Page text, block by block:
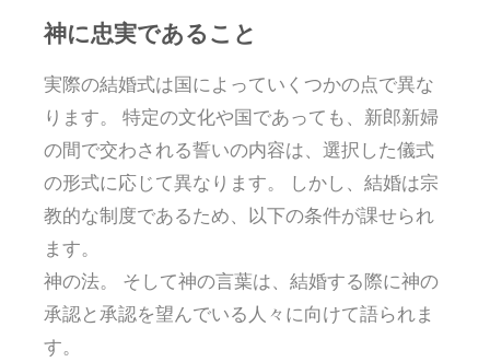
神に忠実であること
実際の結婚式は国によっていくつかの点で異な
ります。 特定の文化や国であっても、新郎新婦
の間で交わされる誓いの内容は、選択した儀式
の形式に応じて異なります。 しかし、結婚は宗
教的な制度であるため、以下の条件が課せられ
ます。
神の法。 そして神の言葉は、結婚する際に神の
承認と承認を望んでいる人々に向けて語られま
す。